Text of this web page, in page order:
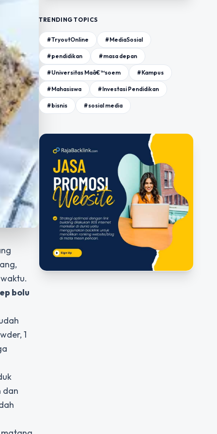
bolu
1
dan
TRENDING TOPICS
#TryoutOnline #MediaSosial
#pendidikan #masa depan
#Universitas Maâ€™soem #Kampus
#Mahasiswa #Investasi Pendidikan
#bisnis #sosial media